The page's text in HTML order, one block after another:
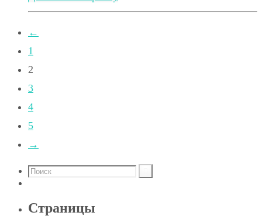
←
1
2
3
4
5
→
Страницы